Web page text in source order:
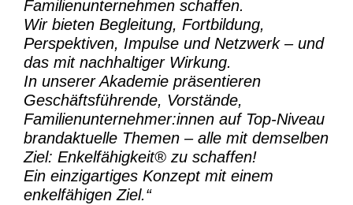
Familienunternehmen schaffen.
Wir bieten Begleitung, Fortbildung,
Perspektiven, Impulse und Netzwerk – und
das mit nachhaltiger Wirkung.
In unserer Akademie präsentieren
Geschäftsführende, Vorstände,
Familienunternehmer:innen auf Top-Niveau
brandaktuelle Themen – alle mit demselben
Ziel: Enkelfähigkeit® zu schaffen!
Ein einzigartiges Konzept mit einem
enkelfähigen Ziel.“